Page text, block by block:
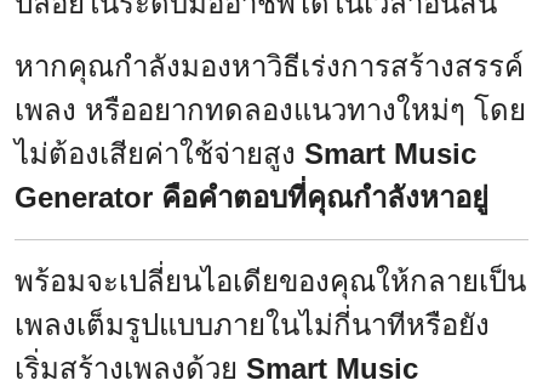
หากคุณกำลังมองหาวิธีเร่งการสร้างสรรค์
เพลง หรืออยากทดลองแนวทางใหม่ๆ โดย
ไม่ต้องเสียค่าใช้จ่ายสูง Smart Music
Generator คือคำตอบที่คุณกำลังหาอยู่
พร้อมจะเปลี่ยนไอเดียของคุณให้กลายเป็น
เพลงเต็มรูปแบบภายในไม่กี่นาทีหรือยัง
เริ่มสร้างเพลงด้วย Smart Music